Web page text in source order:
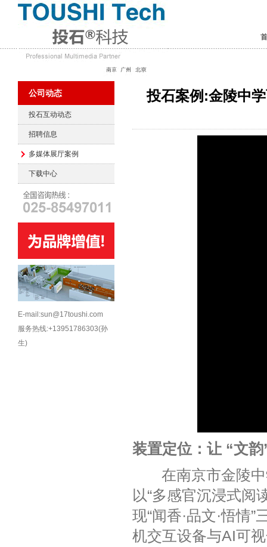
公司动态
投石互动动态
招聘信息
多媒体展厅案例
下载中心
E-mail:sun@17toushi.com
服务热线:+13951786303(孙
生)
投石案例:金陵中
装置定位：让 “文
在南京市金陵中
以“多感官沉浸式阅
现“闻香·品文·悟情
机交互设备‌‌与AI可